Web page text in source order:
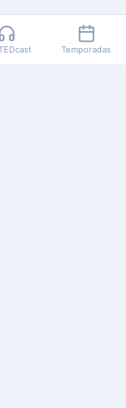
Temporadas